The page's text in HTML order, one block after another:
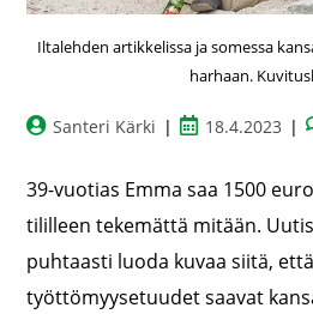
Iltalehden artikkelissa ja somessa
harhaan.
Santeri Kärki 18.4.2023
39-vuotias Emma saa 1500
tililleen tekemättä mitään.
puhtaasti luoda kuvaa siitä,
työttömyysetuudet saavat